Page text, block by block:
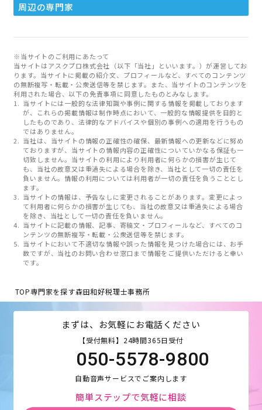
周辺の専門家
※当サイトのご利用にあたって
当サイトはアスクプロ株式会社（以下「当社」といいます。）が運営してお
ります。当サイトに掲載の紹介文、プロフィールなど、すべてのコンテンツ
の無断複写・転載・公衆送信等を禁じます。また、当サイトのコンテンツを
利用された場合、以下の免責事項に同意したものとみなします。
当サイトには一般的な法律知識や事例に関する情報を掲載しております
が、これらの掲載情報は制作時点において、一般的な情報提供を目的と
したものであり、法律的なアドバイスや個別の事例への適用を行うもの
ではありません。
当社は、当サイトの情報の正確性の確保、最新情報への更新などに努め
ておりますが、当サイトの情報内容の正確性についていかなる保証も一
切致しません。当サイトの利用により利用者に何らかの損害が生じて
も、当社の故意又は重過失による場合を除き、当社として一切の責任を
負いません。情報の利用については利用者が一切の責任を負うこととし
ます。
当サイトの情報は、予告なしに変更されることがあります。変更によっ
て利用者に何らかの損害が生じても、当社の故意又は重過失による場合
を除き、当社として一切の責任を負いません。
当サイトに記載の情報、記事、寄稿文・プロフィールなど、すべてのコ
ンテンツの無断複写・転載・公衆送信等を禁じます。
当サイトにおいて不適切な情報や誤った情報を見つけた場合には、お手
数ですが、当社のお問い合わせ窓口まで情報をご提供いただけると幸い
です。
TOP専門家を探す森田和好税理士事務所
まずは、お気軽にお電話ください
【受付無料】24時間365日受付
050-5578-9800
自動音声サービスでご案内します
簡単ステップで気軽に相談